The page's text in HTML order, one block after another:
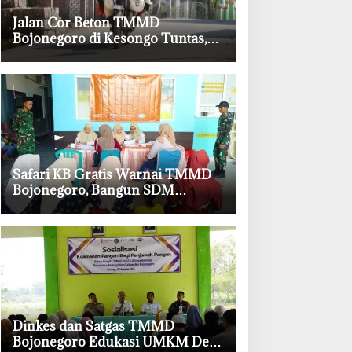
‎Jalan Cor Beton TMMD
Bojonegoro di Kesongo Tuntas,
Petani dan Pelajar Kini Lebih
Mudah Beraktivitas
‎Safari KB Gratis Warnai TMMD
Bojonegoro, Bangun SDM
Berkualitas dari Keluarga
‎Dinkes dan Satgas TMMD
Bojonegoro Edukasi UMKM Desa